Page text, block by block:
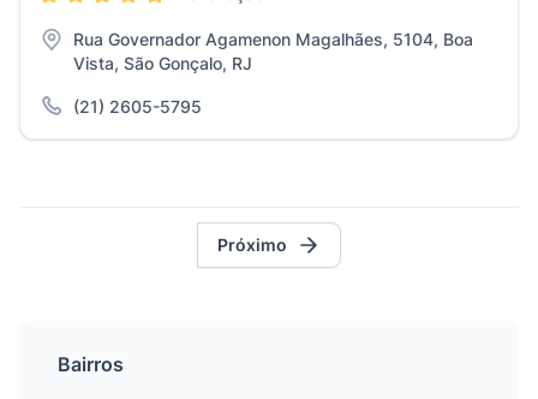
Rua Governador Agamenon Magalhães, 5104, Boa
Vista, São Gonçalo, RJ
(21) 2605-5795
Próximo
Bairros